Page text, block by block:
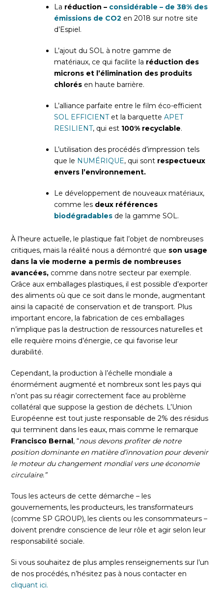
La réduction – considérable – de 38% des
émissions de CO2 en 2018 sur notre site
d’Espiel.
L’ajout du SOL à notre gamme de
matériaux, ce qui facilite la réduction des
microns et l’élimination des produits
chlorés en haute barrière.
L’alliance parfaite entre le film éco-efficient
SOL EFFICIENTet la barquetteAPET
RESILIENT, qui est 100% recyclable.
L’utilisation des procédés d’impression tels
que le NUMÉRIQUE, qui sont respectueux
envers l’environnement.
Le développement de nouveaux matériaux,
comme les deux références
biodégradables de la gamme SOL.
À l’heure actuelle, le plastique fait l’objet de nombreuses
critiques, mais la réalité nous a démontré que son usage
dans la vie moderne a permis de nombreuses
avancées, comme dans notre secteur par exemple.
Grâce aux emballages plastiques, il est possible d’exporter
des aliments où que ce soit dans le monde, augmentant
ainsi la capacité de conservation et de transport. Plus
important encore, la fabrication de ces emballages
n’implique pas la destruction de ressources naturelles et
elle requière moins d’énergie, ce qui favorise leur
durabilité.
Cependant, la production à l’échelle mondiale a
énormément augmenté et nombreux sont les pays qui
n’ont pas su réagir correctement face au problème
collatéral que suppose la gestion de déchets. L’Union
Européenne est tout juste responsable de 2% des résidus
qui terminent dans les eaux, mais comme le remarque
Francisco Bernal, “nous devons profiter de notre
position dominante en matière d’innovation pour devenir
le moteur du changement mondial vers une économie
circulaire.”
Tous les acteurs de cette démarche – les
gouvernements, les producteurs, les transformateurs
(comme SP GROUP), les clients ou les consommateurs –
doivent prendre conscience de leur rôle et agir selon leur
responsabilité sociale.
Si vous souhaitez de plus amples renseignements sur l’un
de nos procédés, n’hésitez pas à nous contacter en
cliquant ici.